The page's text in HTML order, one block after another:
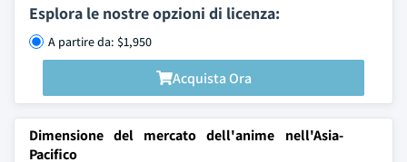
Esplora le nostre opzioni di licenza:
A partire da: $1,950
Acquista Ora
Dimensione del mercato dell'anime nell'Asia-
Pacifico